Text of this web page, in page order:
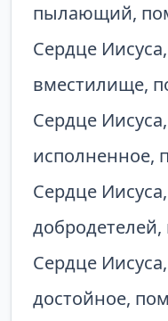
пылающий,
Сердце
вместилище,
Сердце
исполненное,
Сердце
Сердце
достойное,